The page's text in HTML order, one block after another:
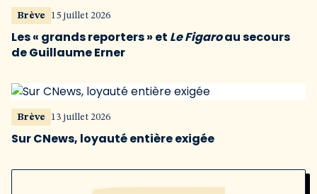
Brève 15 juillet 2026
Les « grands reporters » et Le Figaroau secours
de Guillaume Erner
Brève 13 juillet 2026
Sur CNews, loyauté entière exigée